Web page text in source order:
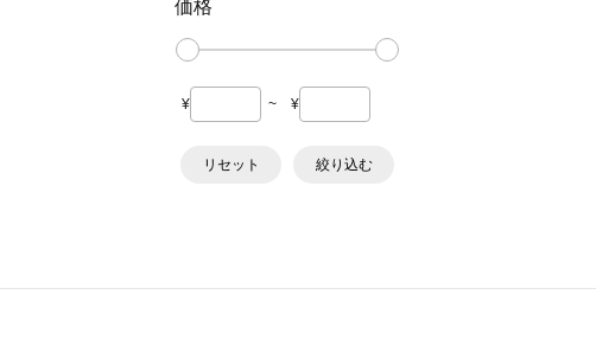
価格
¥ ~ ¥
リセット 絞り込む